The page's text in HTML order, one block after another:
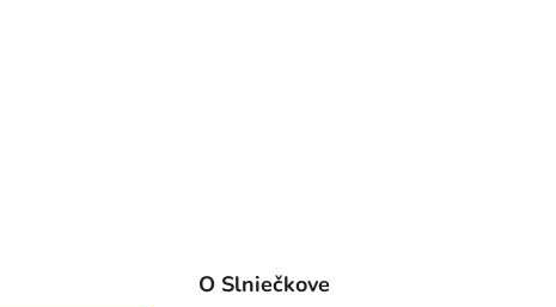
O Slniečkove